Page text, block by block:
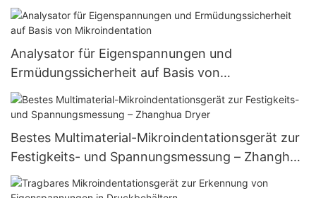
Analysator für Eigenspannungen und
Ermüdungssicherheit auf Basis von
Mikroindentation
Bestes Multimaterial-Mikroindentationsgerät zur
Festigkeits- und Spannungsmessung – Zhanghua
Dryer